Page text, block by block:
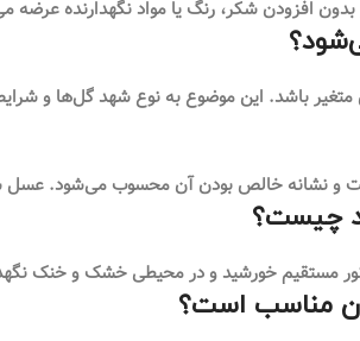
افزودن شکر، رنگ یا مواد نگهدارنده
باشد. این موضوع به نوع شهد گل‌ها و
نشانه خالص بودن آن محسوب می‌شود. عسل
چیست؟
مستقیم خورشید و در محیطی خشک و خنک
مناسب است؟